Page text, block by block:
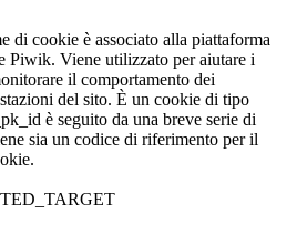
di cookie è associato alla piattaforma
Piwik. Viene utilizzato per aiutare i
il comportamento dei
del sito. È un cookie di tipo
è seguito da una breve serie di
sia un codice di riferimento per il